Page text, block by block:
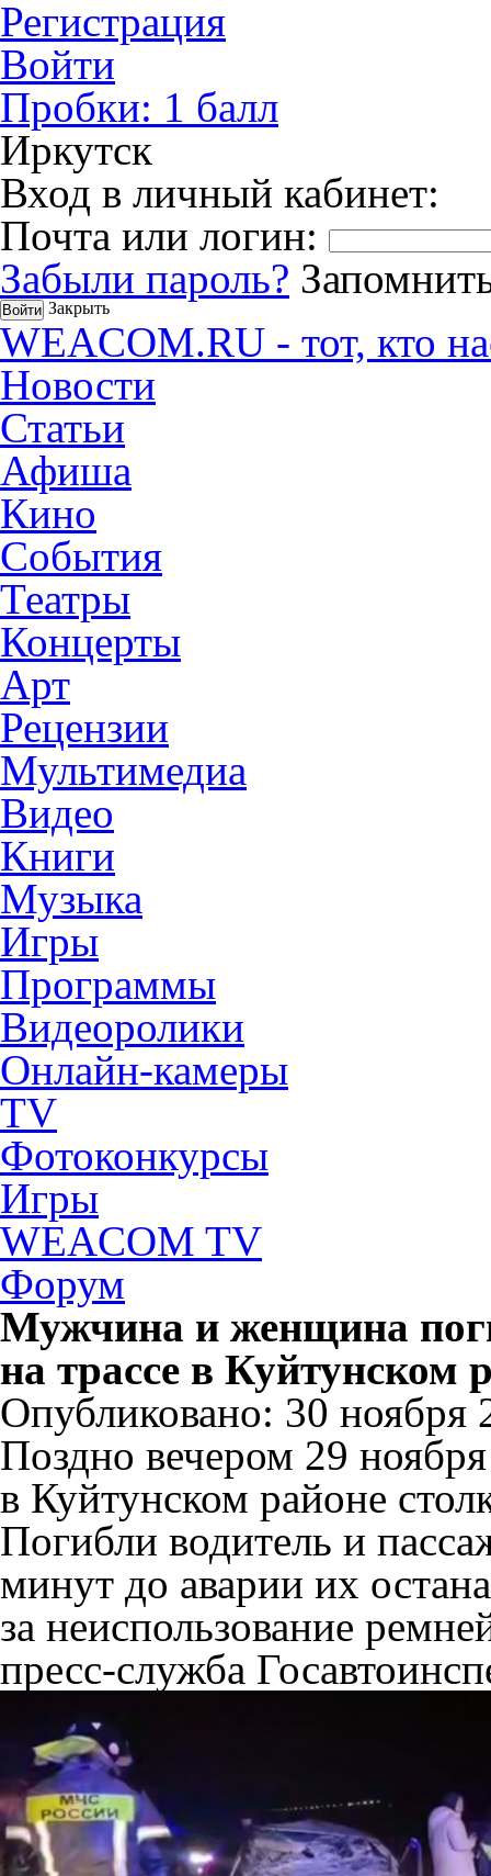
Регистрация
Войти
Пробки: 1 балл
Иркутск
Вход в личный кабинет:
Почта или логин:
Забыли пароль?
Закрыть
WEACOM.RU - тот, кто
Новости
Статьи
Афиша
Кино
События
Театры
Концерты
Арт
Рецензии
Мультимедиа
Видео
Книги
Музыка
Игры
Программы
Видеоролики
Онлайн-камеры
TV
Фотоконкурсы
Игры
WEACOM TV
Форум
Мужчина и женщина
на трассе в Куйтунском
Опубликовано: 30 ноября
Поздно вечером 29
в Куйтунском районе
Погибли водитель и
минут до аварии их
за неиспользование
пресс-служба